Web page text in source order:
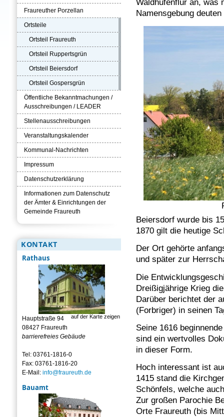
Waldhufenflur an, was
Namensgebung
Beiersdorf wurde bis
1870 gilt die heutige
Der Ort gehörte
und später zur
Die
Dreißigjährige Krieg
Darüber berichtet der
(Forbriger) in seinen
Seine 1616
sind ein wertvolles
in dieser Form.
Hoch interessant ist
1415 stand die
Schönfels, welche
Zur großen Parochie
Orte Fraureuth (bis
Fraureuther Porzellan
Ortsteile
Ortsteil Fraureuth
Ortsteil Ruppertsgrün
Ortsteil Beiersdorf
Ortsteil Gospersgrün
Öffentliche Bekanntmachungen /
Ausschreibungen / LEADER
Stellenausschreibungen
Veranstaltungskalender
Kommunal-Nachrichten
Impressum
Datenschutzerklärung
Informationen zum Datenschutz
der Ämter & Einrichtungen der
Gemeinde Fraureuth
KONTAKT
Rathaus
auf der Karte zeigen
Hauptstraße 94
08427 Fraureuth
barrierefreies Gebäude
Tel: 03761-1816-0
Fax: 03761-1816-20
E-Mail: info@fraureuth.de
Bauamt